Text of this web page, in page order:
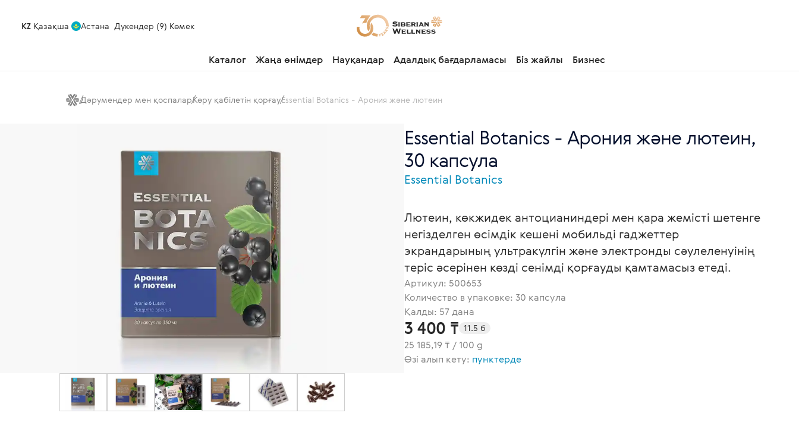
KZ Қазақша Астана Дүкендер (9) Көмек
Каталог Жаңа өнімдер Науқандар Адалдық бағдарламасы Біз жайлы Бизнес
Дәрумендер мен қоспаларКөру қабілетін қорғауEssential Botanics - Арония және лютеин
Essential Botanics - Арония және лютеин,
30 капсула
Essential Botanics
Лютеин, көкжидек антоцианиндері мен қара жемісті шетенге
негізделген өсімдік кешені мобильді гаджеттер
экрандарының ультракүлгін және электронды сәулеленуінің
теріс әсерінен көзді сенімді қорғауды қамтамасыз етеді.
Артикул: 500653
Количество в упаковке: 30 капсула
Қалды: 57 дана
3 400 ₸ 11.5 б
25 185,19 ₸ / 100 g
Өзі алып кету: пунктерде